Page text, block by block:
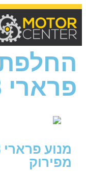
פרארי 458 ספיידר
מפירוק